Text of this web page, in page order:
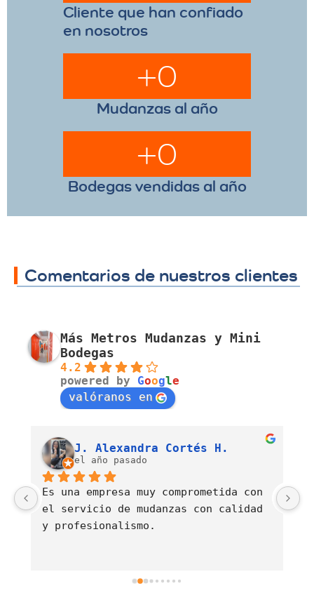
Cliente que han confiado
en nosotros
Mudanzas al año
+0
Bodegas vendidas al año
+0
Comentarios de nuestros clientes
Más Metros Mudanzas y Mini
Bodegas
4.2
powered by Google
valóranos en
J. Alexandra Cortés H.
el año pasado
Es una empresa muy comprometida con
el servicio de mudanzas con calidad
y profesionalismo.